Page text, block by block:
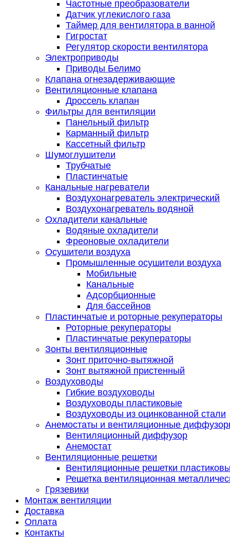
Частотные преобразователи
Датчик углекислого газа
Таймер для вентилятора в ванной
Гигростат
Регулятор скорости вентилятора
Электроприводы
Приводы Белимо
Клапана огнезадерживающие
Вентиляционные клапана
Дроссель клапан
Фильтры для вентиляции
Панельный фильтр
Карманный фильтр
Кассетный фильтр
Шумоглушители
Трубчатые
Пластинчатые
Канальные нагреватели
Воздухонагреватель электрический
Воздухонагреватель водяной
Охладители канальные
Водяные охладители
Фреоновые охладители
Осушители воздуха
Промышленные осушители воздуха
Мобильные
Канальные
Адсорбционные
Для бассейнов
Пластинчатые и роторные рекуператоры
Роторные рекуператоры
Пластинчатые рекуператоры
Зонты вентиляционные
Зонт приточно-вытяжной
Зонт вытяжной пристенный
Воздуховоды
Гибкие воздуховоды
Воздуховоды пластиковые
Воздуховоды из оцинкованной стали
Анемостаты и вентиляционные
Вентиляционный диффузор
Анемостат
Вентиляционные решетки
Вентиляционные решетки
Решетка вентиляционная
Грязевики
Монтаж вентиляции
Доставка
Оплата
Контакты